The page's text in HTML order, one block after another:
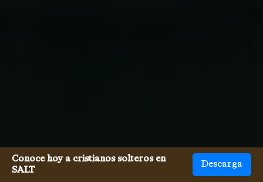
Conoce hoy a cristianos solteros en
SALT
Descarga